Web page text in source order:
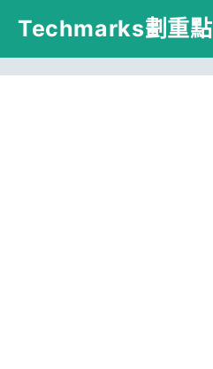
跳
主
Techmarks劃重點